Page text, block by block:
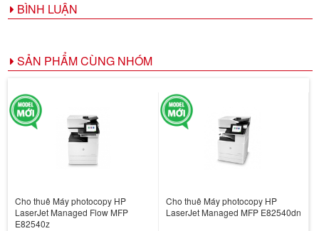
BÌNH LUẬN
SẢN PHẨM CÙNG NHÓM
Cho thuê Máy photocopy HP
LaserJet Managed Flow MFP
E82540z
Cho thuê Máy photocopy HP
LaserJet Managed MFP E82540dn